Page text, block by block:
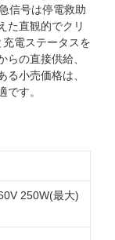
信号は停電救助
た直観的でクリ
電ステータスを
らの直接供給、
小売価格は、
す。
250W(最大)